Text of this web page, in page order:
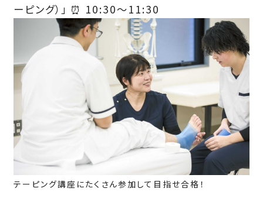
ーピング）」 ⏰ 10:30～11:30
テーピング講座にたくさん参加して目指せ合格！